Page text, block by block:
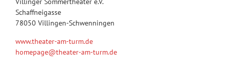
Schaffneigasse
78050 Villingen-Schwenningen
www.theater-am-turm.de
homepage@theater-am-turm.de